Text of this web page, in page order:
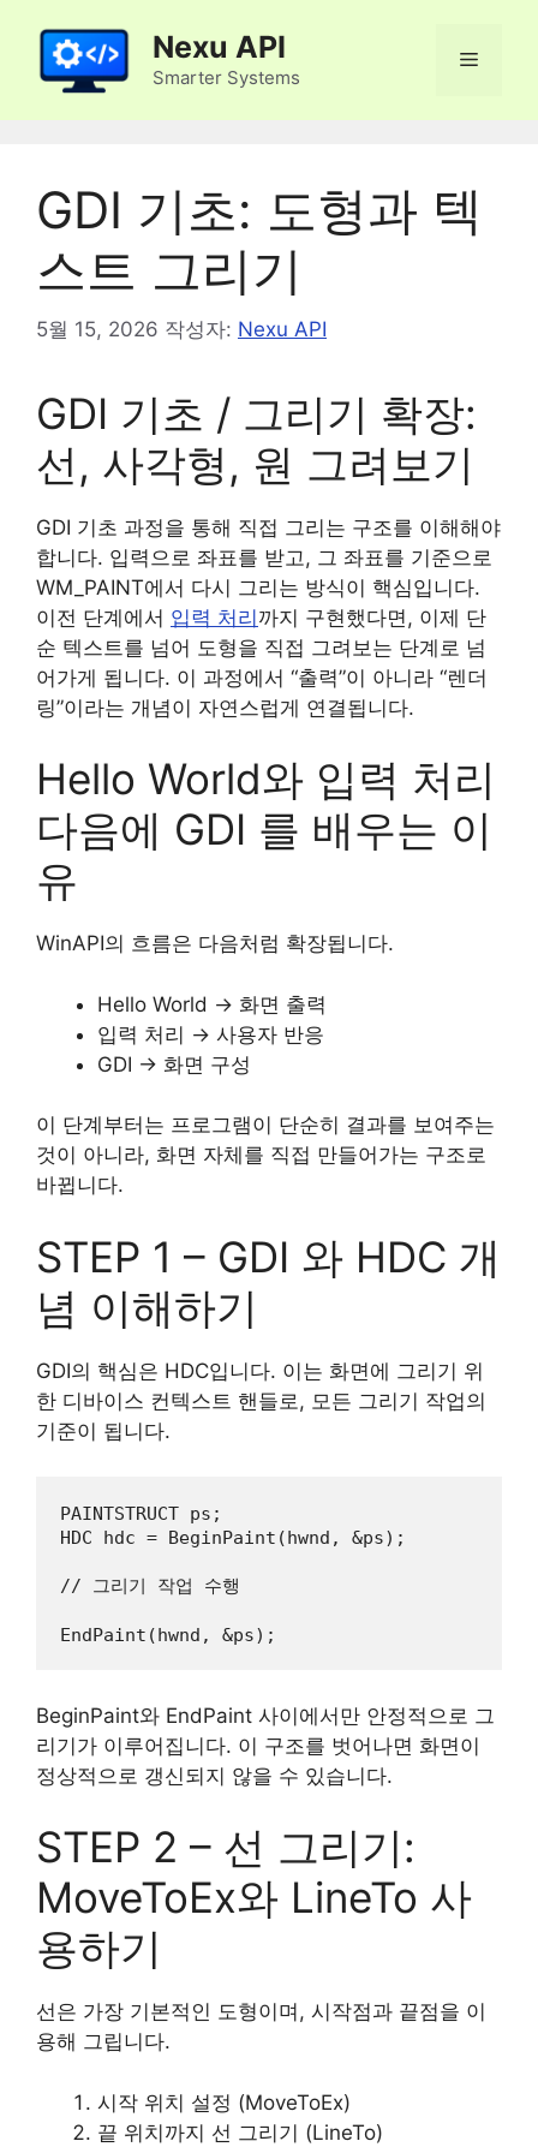
Nexu API
Smarter Systems
메
GDI 기초: 도형과 텍
스트 그리기
5월 15, 2026 작성자: Nexu API
GDI 기초 / 그리기 확장:
선, 사각형, 원 그려보기
GDI 기초 과정을 통해 직접 그리는 구조를 이해해야
합니다. 입력으로 좌표를 받고, 그 좌표를 기준으로
WM_PAINT에서 다시 그리는 방식이 핵심입니다.
이전 단계에서 입력 처리까지 구현했다면, 이제 단
순 텍스트를 넘어 도형을 직접 그려보는 단계로 넘
어가게 됩니다. 이 과정에서 “출력”이 아니라 “렌더
링”이라는 개념이 자연스럽게 연결됩니다.
Hello World와 입력 처리
다음에 GDI 를 배우는 이
유
WinAPI의 흐름은 다음처럼 확장됩니다.
Hello World → 화면 출력
입력 처리 → 사용자 반응
GDI → 화면 구성
이 단계부터는 프로그램이 단순히 결과를 보여주는
것이 아니라, 화면 자체를 직접 만들어가는 구조로
바뀝니다.
STEP 1 – GDI 와 HDC 개
념 이해하기
GDI의 핵심은 HDC입니다. 이는 화면에 그리기 위
한 디바이스 컨텍스트 핸들로, 모든 그리기 작업의
기준이 됩니다.
PAINTSTRUCT ps
HDC
hdc = BeginPaint (hwnd , &ps);
// 그리기 작업 수행
EndPaint (hwnd , &ps);
BeginPaint와 EndPaint 사이에서만 안정적으로 그
리기가 이루어집니다. 이 구조를 벗어나면 화면이
정상적으로 갱신되지 않을 수 있습니다.
STEP 2 – 선 그리기:
MoveToEx와 LineTo 사
용하기
선은 가장 기본적인 도형이며, 시작점과 끝점을 이
용해 그립니다.
시작 위치 설정 (MoveToEx)
끝 위치까지 선 그리기 (LineTo)